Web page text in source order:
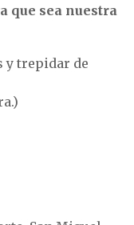
que sea nuestra
y trepidar de